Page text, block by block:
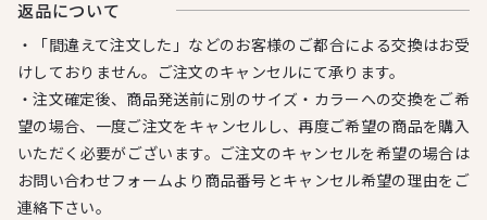
返品について
・「間違えて注文した」などのお客様のご都合による交換はお受
けしておりません。ご注文のキャンセルにて承ります。
・注文確定後、商品発送前に別のサイズ・カラーへの交換をご希
望の場合、一度ご注文をキャンセルし、再度ご希望の商品を購入
いただく必要がございます。ご注文のキャンセルを希望の場合は
お問い合わせフォームより商品番号とキャンセル希望の理由をご
連絡下さい。